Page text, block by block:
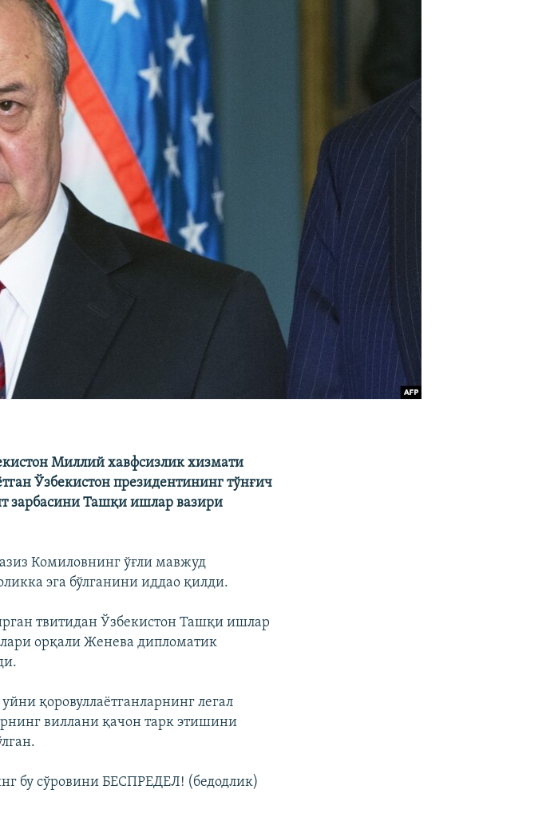
Миллий хавфсизлик хизмати
Ўзбекистон президентининг тўнғич
зарбасини Ташқи ишлар вазири
Комиловнинг ўғли мавжуд
эга бўлганини иддао қилди.
твитидан Ўзбекистон Ташқи ишлар
орқали Женева дипломатик
қоровуллаëтганларнинг легал
виллани қачон тарк этишини
бу сўровини БЕСПРЕДЕЛ! (бедодлик)